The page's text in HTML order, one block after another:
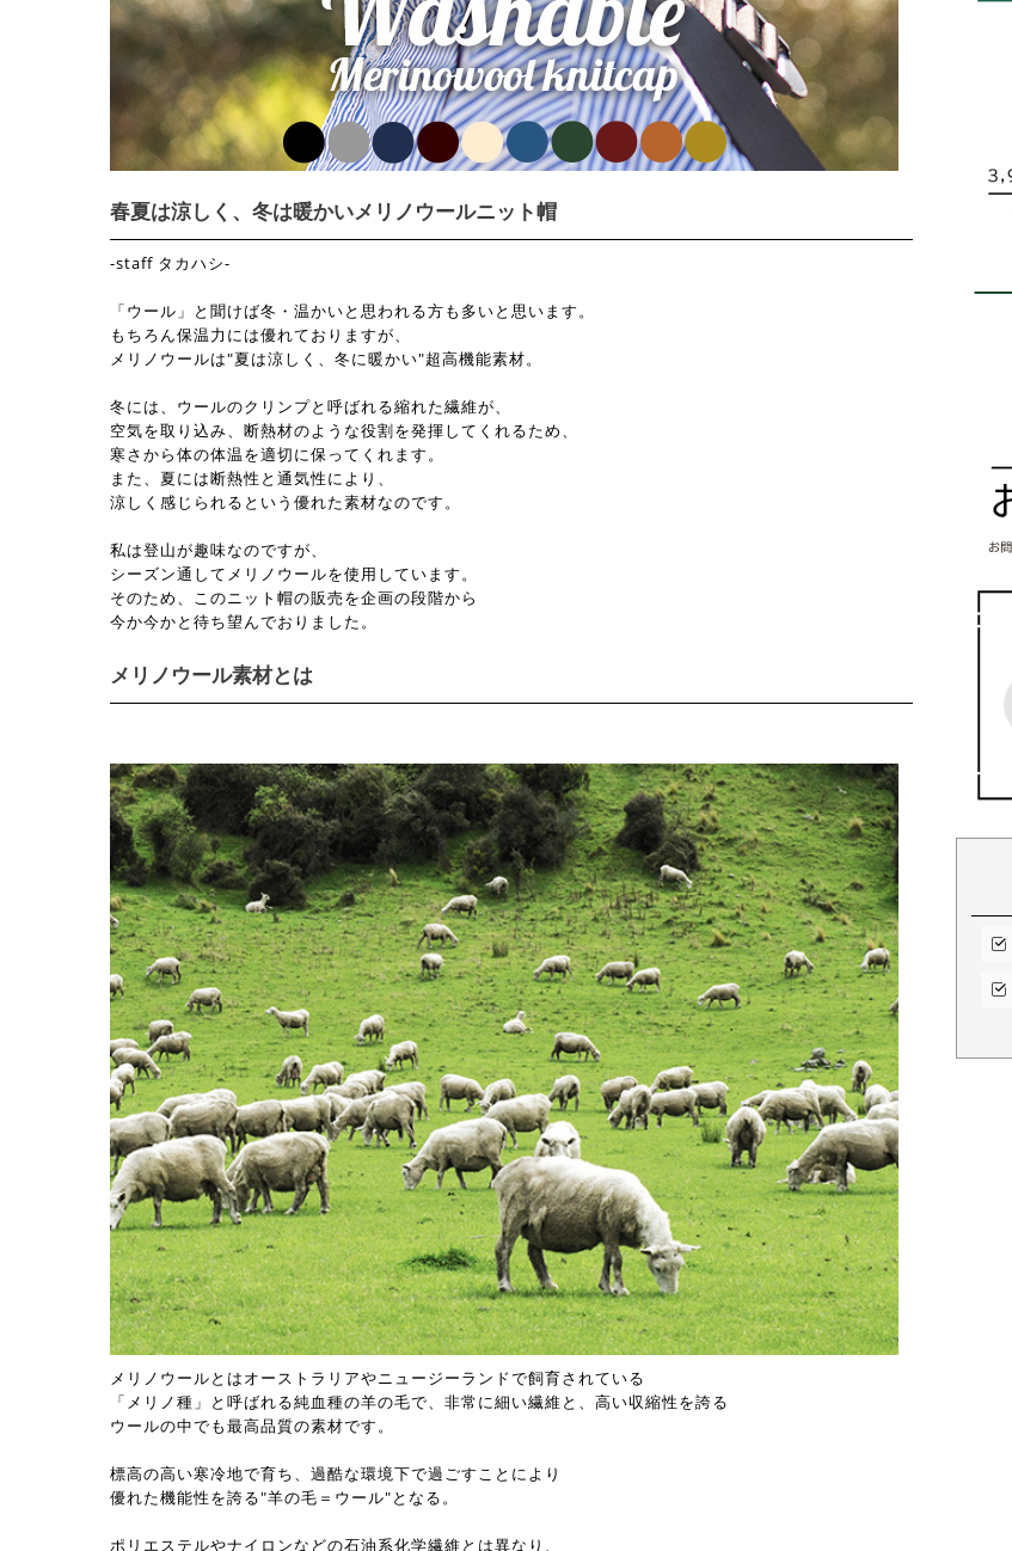
春夏は涼しく、冬は暖かいメリノウールニット帽
-staff タカハシ-
「ウール」と聞けば冬・温かいと思われる方も多いと思います。
もちろん保温力には優れておりますが、
メリノウールは"夏は涼しく、冬に暖かい"超高機能素材。
冬には、ウールのクリンプと呼ばれる縮れた繊維が、
空気を取り込み、断熱材のような役割を発揮してくれるため、
寒さから体の体温を適切に保ってくれます。
また、夏には断熱性と通気性により、
涼しく感じられるという優れた素材なのです。
私は登山が趣味なのですが、
シーズン通してメリノウールを使用しています。
そのため、このニット帽の販売を企画の段階から
今か今かと待ち望んでおりました。
メリノウール素材とは
メリノウールとはオーストラリアやニュージーランドで飼育されている
「メリノ種」と呼ばれる純血種の羊の毛で、非常に細い繊維と、高い収縮性を誇る
ウールの中でも最高品質の素材です。
標高の高い寒冷地で育ち、過酷な環境下で過ごすことにより
優れた機能性を誇る"羊の毛＝ウール"となる。
ポリエステルやナイロンなどの石油系化学繊維とは異なり、